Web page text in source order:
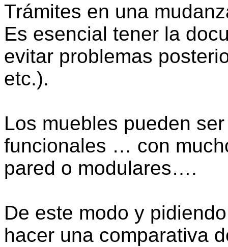
Trámites en una
Es esencial tener la
evitar problemas
etc.).
Los muebles pueden
funcionales … con
pared o modulares….
De este modo y
hacer una comparativa